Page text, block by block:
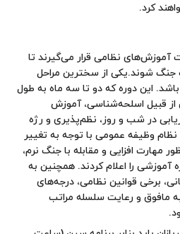
کرد.
آموزش‌های نظامی قرار می‌گیرند تا
جنگ شوند.یکی از سخترین مراحل
این دوره که دو تا سه ماه به طول
قبیل اسلحه‌شناسی، آموزش
در شب و روز، نظم‌پذیری و رژه
مسئولان نظام وظیفه عمومی با توجه به تغییر
مهارت افزایی و مقابله با جنگ نرم،
آموزشی را اعلام کردند. همچنین به
برخی قوانین نظامی، درجه‌های
مافوق و رعایت سلسله مراتب